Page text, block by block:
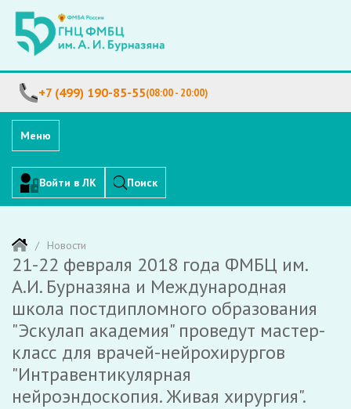
+7 (499) 190-85-55(08:00 - 20:00)
Меню
Войти в ЛК Поиск
Новости
21-22 февраля 2018 года ФМБЦ им.
А.И. Бурназяна и Международная
школа постдипломного образования
"Эскулап академия" проведут мастер-
класс для врачей-нейрохирургов
"Интравентикулярная
нейроэндоскопия. Живая хирургия".